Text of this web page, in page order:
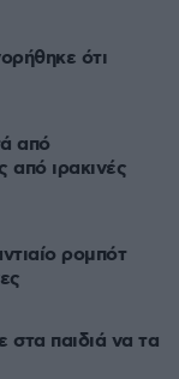
ότι
από
από ιρακινές
ρομπότ
στα παιδιά να τα